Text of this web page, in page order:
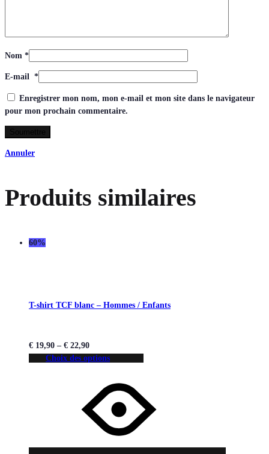
Nom *
E-mail *
Enregistrer mon nom, mon e-mail et mon site dans le navigateur
pour mon prochain commentaire.
Annuler
Produits similaires
60%
T-shirt TCF blanc – Hommes / Enfants
€ 19,90 – € 22,90
Choix des options